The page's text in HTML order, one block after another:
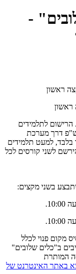
-
ראשון
לתלמידים
דרך מערכת
בלבד, למעט תלמידים
לשני קורסים לכל
בשני מקצים:
על בסיס מקום פנוי לכלל
ב"כלים שלובים"
המותרת
באתר האינטרנט של